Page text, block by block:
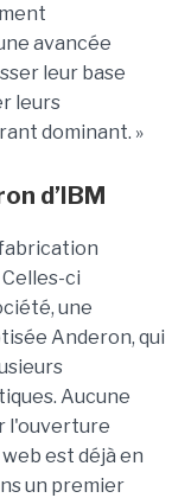
avancée
leur base
leurs
dominant. »
d’IBM
ci
une
Anderon, qui
Aucune
l'ouverture
est déjà en
un premier